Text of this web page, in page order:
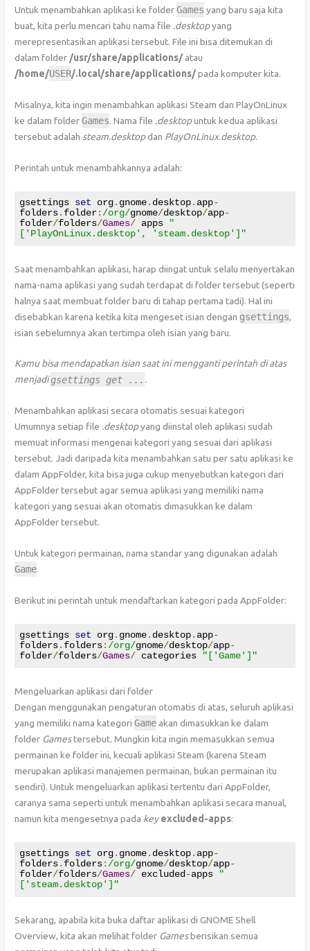
Untuk menambahkan aplikasi ke folderGames yang baru saja kita
buat, kita perlu mencari tahu nama file .desktopyang
merepresentasikan aplikasi tersebut. File ini bisa ditemukan di
dalam folder /usr/share/applications/ atau
/home/USER/.local/share/applications/pada komputer kita.
Misalnya, kita ingin menambahkan aplikasi Steam dan PlayOnLinux
ke dalam folderGames. Nama file .desktopuntuk kedua aplikasi
tersebut adalah steam.desktopdan PlayOnLinux.desktop.
Perintah untuk menambahkannya adalah:
gsettings set org. gnome. desktop. app-
folders. folder: /org/gnome/desktop/app-
folder/folders/Games/ apps
"
['PlayOnLinux.desktop', 'steam.desktop']"
Saat menambahkan aplikasi, harap diingat untuk selalu menyertakan
nama-nama aplikasi yang sudah terdapat di folder tersebut (seperti
halnya saat membuat folder baru di tahap pertama tadi). Hal ini
disebabkan karena ketika kita mengeset isian dengan gsettings,
isian sebelumnya akan tertimpa oleh isian yang baru.
Kamu bisa mendapatkan isian saat ini mengganti perintah di atas
menjadigsettingsget ... .
Menambahkan aplikasi secara otomatis sesuai kategori
Umumnya setiap file .desktopyang diinstal oleh aplikasi sudah
memuat informasi mengenai kategori yang sesuai dari aplikasi
tersebut. Jadi daripada kita menambahkan satu per satu aplikasi ke
dalam AppFolder, kita bisa juga cukup menyebutkan kategori dari
AppFolder tersebut agar semua aplikasi yang memiliki nama
kategori yang sesuai akan otomatis dimasukkan ke dalam
AppFolder tersebut.
Untuk kategori permainan, nama standar yang digunakan adalah
Game.
Berikut ini perintah untuk mendaftarkan kategori pada AppFolder:
gsettings set org. gnome. desktop. app-
folders. folders: /org/gnome/desktop/app-
folder/folders/Games/ categories "['Game']"
Mengeluarkan aplikasi dari folder
Dengan menggunakan pengaturan otomatis di atas, seluruh aplikasi
yang memiliki nama kategoriGame akan dimasukkan ke dalam
folder Gamestersebut. Mungkin kita ingin memasukkan semua
permainan ke folder ini, kecuali aplikasi Steam (karena Steam
merupakan aplikasi manajemen permainan, bukan permainan itu
sendiri). Untuk mengeluarkan aplikasi tertentu dari AppFolder,
caranya sama seperti untuk menambahkan aplikasi secara manual,
namun kita mengesetnya pada key excluded-apps:
gsettings set org. gnome. desktop. app-
folders. folders: /org/gnome/desktop/app-
folder/folders/Games/ excluded-apps
"
['steam.desktop']"
Sekarang, apabila kita buka daftar aplikasi di GNOME Shell
Overview, kita akan melihat folder Gamesberisikan semua